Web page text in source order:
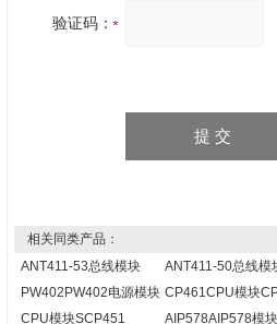
验证码：
相关同类产品：
ANT411-53总线模块
ANT411-50总线模
PW402PW402电源模块 CP461CPU模块
CPU模块SCP451
AIP578AIP578模块